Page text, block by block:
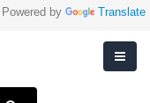
Powered by Translate